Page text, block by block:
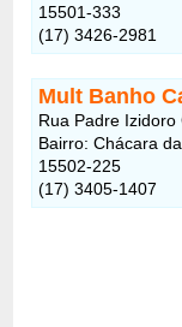
15501-333
(17) 3426-2981
Mult Banho
Rua Padre
Bairro: Chácara
15502-225
(17) 3405-1407